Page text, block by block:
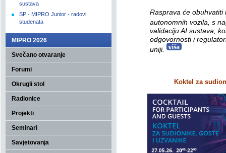
sustava
SP - MIPRO Junior - radovi
studenata
MIPRO 2026
Svečano otvaranje
Forumi
Okrugli stol
Radionice
Projekti
Seminari
Savjetovanja
Rasprava će obuhvatiti
autonomnih vozila, s
validaciju AI sustava,
odgovornosti i
uniji.
Koktel za